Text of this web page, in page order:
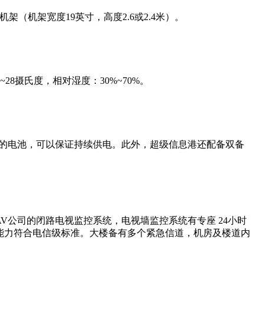
（机架宽度19英寸，高度2.6或2.4米）。
摄氏度，相对湿度：30%~70%。
池，可以保证持续供电。此外，超级信息港还配备双备
司的闭路电视监控系统，电视墙监控系统有专座 24小时
符合电信级标准。大楼备有多个紧急信道，机房及楼道内